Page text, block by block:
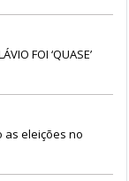
FOI ‘QUASE’
as eleições no